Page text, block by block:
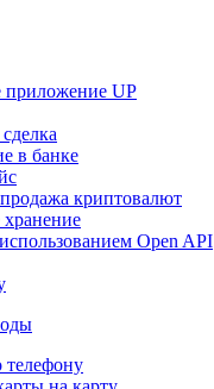
UP
в банке
криптовалют
хранение
Open API
телефону